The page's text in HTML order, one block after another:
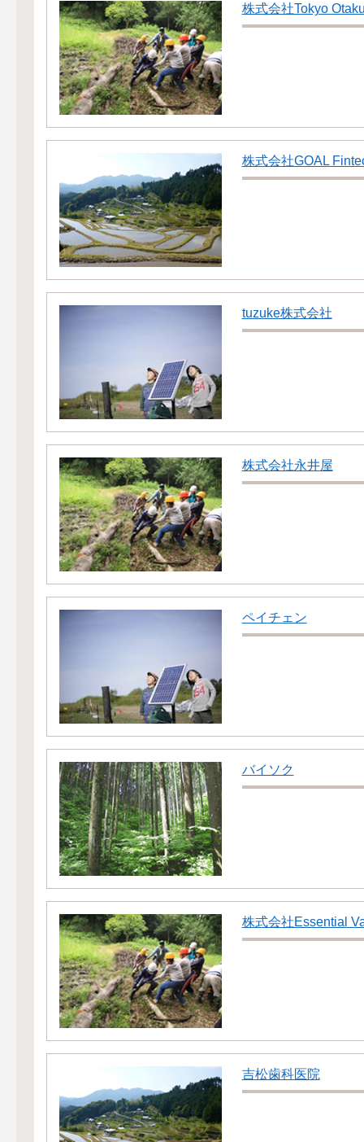
株式会社Tokyo
株式会社GOAL
tuzuke株式会社
株式会社永井屋
ペイチェン
バイソク
株式会社Essential
吉松歯科医院